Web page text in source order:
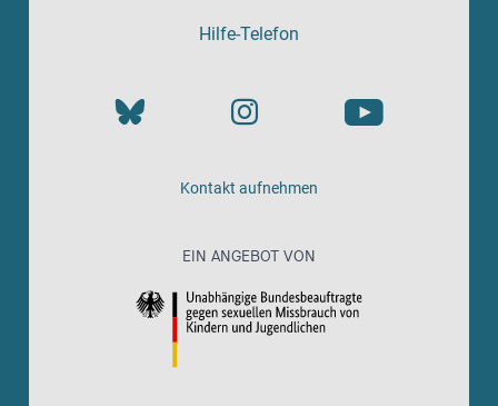
Hilfe-Telefon
Kontakt aufnehmen
EIN ANGEBOT VON